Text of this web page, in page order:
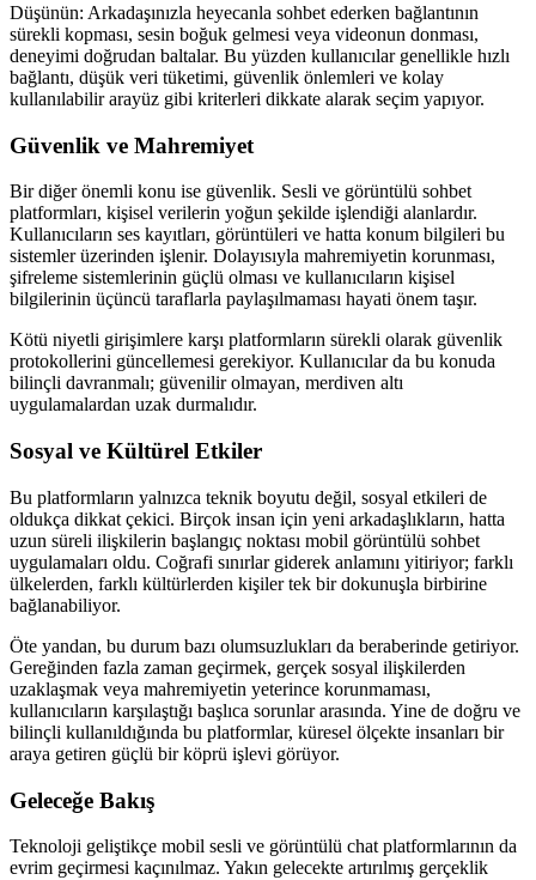
Düşünün: Arkadaşınızla heyecanla sohbet ederken bağlantının
sürekli kopması, sesin boğuk gelmesi veya videonun donması,
deneyimi doğrudan baltalar. Bu yüzden kullanıcılar genellikle hızlı
bağlantı, düşük veri tüketimi, güvenlik önlemleri ve kolay
kullanılabilir arayüz gibi kriterleri dikkate alarak seçim yapıyor.
Güvenlik ve Mahremiyet
Bir diğer önemli konu ise güvenlik. Sesli ve görüntülü sohbet
platformları, kişisel verilerin yoğun şekilde işlendiği alanlardır.
Kullanıcıların ses kayıtları, görüntüleri ve hatta konum bilgileri bu
sistemler üzerinden işlenir. Dolayısıyla mahremiyetin korunması,
şifreleme sistemlerinin güçlü olması ve kullanıcıların kişisel
bilgilerinin üçüncü taraflarla paylaşılmaması hayati önem taşır.
Kötü niyetli girişimlere karşı platformların sürekli olarak güvenlik
protokollerini güncellemesi gerekiyor. Kullanıcılar da bu konuda
bilinçli davranmalı; güvenilir olmayan, merdiven altı
uygulamalardan uzak durmalıdır.
Sosyal ve Kültürel Etkiler
Bu platformların yalnızca teknik boyutu değil, sosyal etkileri de
oldukça dikkat çekici. Birçok insan için yeni arkadaşlıkların, hatta
uzun süreli ilişkilerin başlangıç noktası mobil görüntülü sohbet
uygulamaları oldu. Coğrafi sınırlar giderek anlamını yitiriyor; farklı
ülkelerden, farklı kültürlerden kişiler tek bir dokunuşla birbirine
bağlanabiliyor.
Öte yandan, bu durum bazı olumsuzlukları da beraberinde getiriyor.
Gereğinden fazla zaman geçirmek, gerçek sosyal ilişkilerden
uzaklaşmak veya mahremiyetin yeterince korunmaması,
kullanıcıların karşılaştığı başlıca sorunlar arasında. Yine de doğru ve
bilinçli kullanıldığında bu platformlar, küresel ölçekte insanları bir
araya getiren güçlü bir köprü işlevi görüyor.
Geleceğe Bakış
Teknoloji geliştikçe mobil sesli ve görüntülü chat platformlarının da
evrim geçirmesi kaçınılmaz. Yakın gelecekte artırılmış gerçeklik